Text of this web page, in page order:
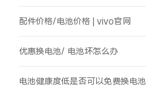
配件价格/电池价格 | vivo官网
优惠换电池/ 电池坏怎么办
电池健康度低是否可以免费换电池